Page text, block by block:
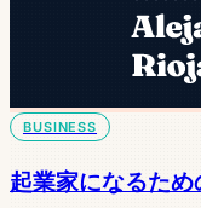
BUSINESS
起業家になるた